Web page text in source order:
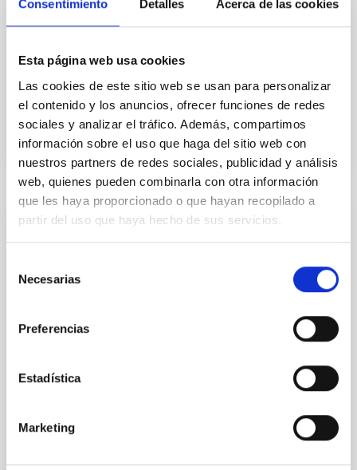
Consentimiento Detalles Acerca de las cookies
Esta página web usa cookies
Las cookies de este sitio web se usan para personalizar
el contenido y los anuncios, ofrecer funciones de redes
sociales y analizar el tráfico. Además, compartimos
información sobre el uso que haga del sitio web con
nuestros partners de redes sociales, publicidad y análisis
web, quienes pueden combinarla con otra información
que les haya proporcionado o que hayan recopilado a
partir del uso que haya hecho de sus servicios.
Necesarias
Preferencias
Estadística
Marketing
transform by merging with others throughout their
frozen in time. Acting as a cosmic time capsule, this
galaxy is perfect for
Advertised on 06/22/2026 - 10:51:36
PRESS RELEASE
nuevo con la sociedad canaria en un
exitoso fin de semana de Puertas Abiertas
El Observatorio del Teide vuelve a abrir sus puertas
este fin de semana para acoger a cerca de un millar
Jornadas de Puertas Abiertas. Organizada por el
esta cita anual se consolida como uno de los pilares